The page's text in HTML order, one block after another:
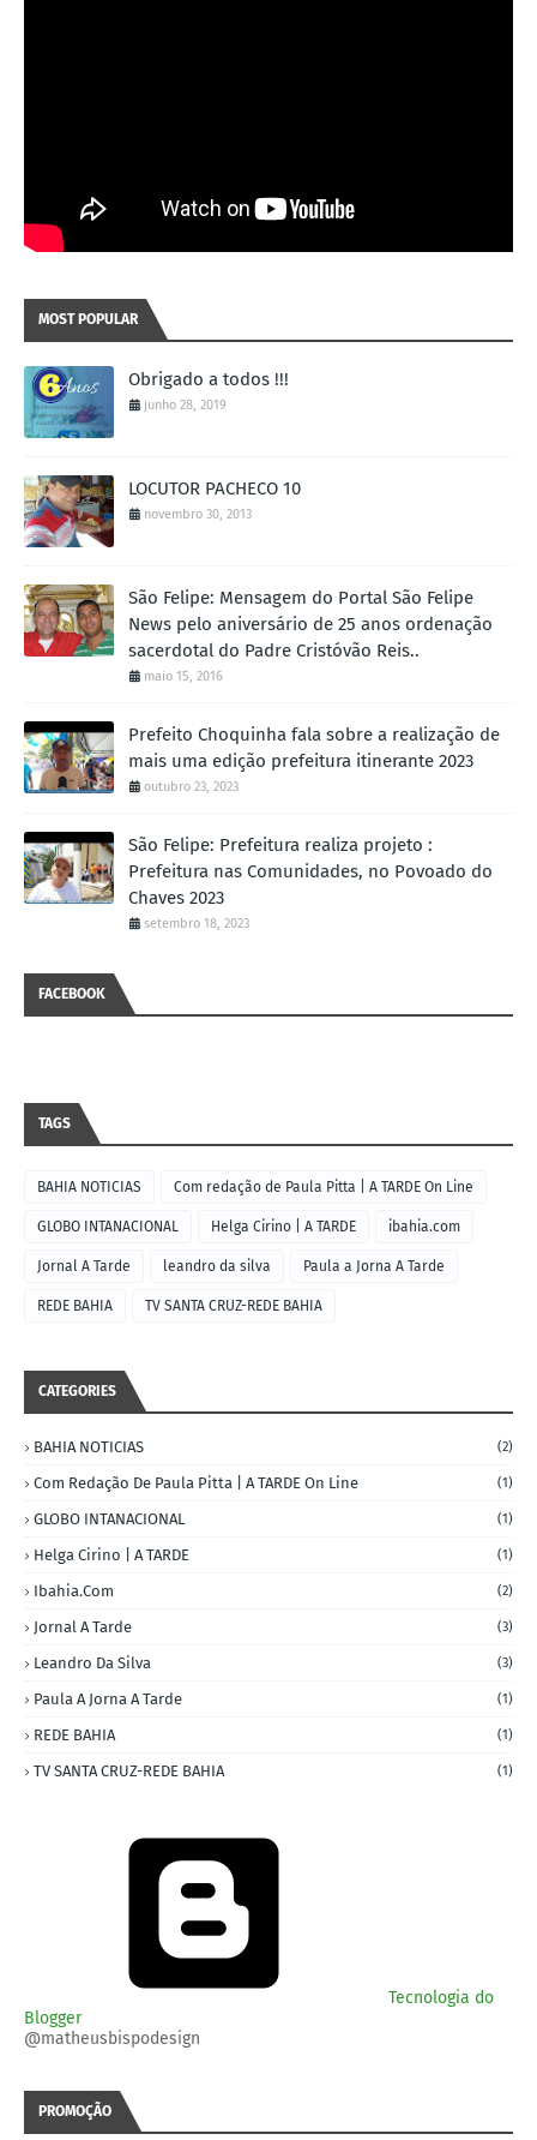
MOST POPULAR
Obrigado a todos !!!
junho 28, 2019
LOCUTOR PACHECO 10
novembro 30, 2013
São Felipe: Mensagem do Portal São Felipe
News pelo aniversário de 25 anos ordenação
sacerdotal do Padre Cristóvão Reis..
maio 15, 2016
Prefeito Choquinha fala sobre a realização de
mais uma edição prefeitura itinerante 2023
outubro 23, 2023
São Felipe: Prefeitura realiza projeto :
Prefeitura nas Comunidades, no Povoado do
Chaves 2023
setembro 18, 2023
FACEBOOK
TAGS
BAHIA NOTICIAS Com redação de Paula Pitta | A TARDE On Line
GLOBO INTANACIONAL Helga Cirino | A TARDE ibahia.com
Jornal A Tarde leandro da silva Paula a Jorna A Tarde
REDE BAHIA TV SANTA CRUZ-REDE BAHIA
CATEGORIES
BAHIA NOTICIAS (2)
Com Redação De Paula Pitta | A TARDE On Line (1)
GLOBO INTANACIONAL (1)
Helga Cirino | A TARDE (1)
Ibahia.com (2)
Jornal A Tarde (3)
Leandro Da Silva (3)
Paula A Jorna A Tarde (1)
REDE BAHIA (1)
TV SANTA CRUZ-REDE BAHIA (1)
Tecnologia do
Blogger
@matheusbispodesign
PROMOÇÃO